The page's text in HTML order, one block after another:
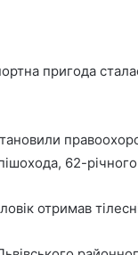
пригода
62-
отримав